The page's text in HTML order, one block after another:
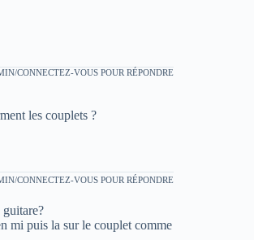
CONNECTEZ-VOUS POUR RÉPONDRE
les couplets ?
CONNECTEZ-VOUS POUR RÉPONDRE
mi puis la sur le couplet comme